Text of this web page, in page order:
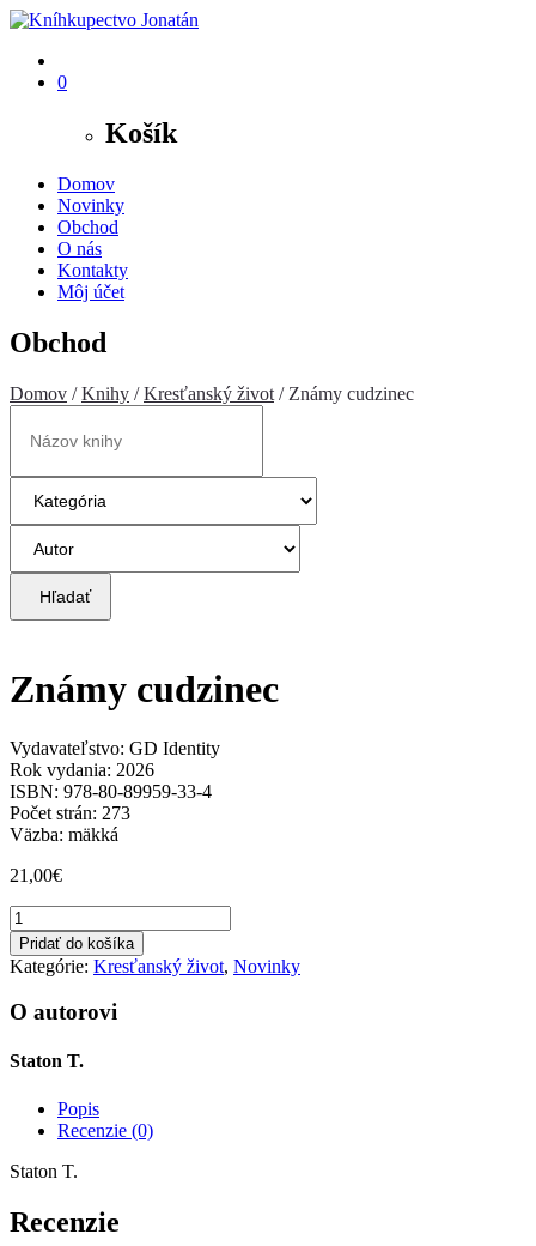
0
Košík
Domov
Novinky
Obchod
O nás
Kontakty
Môj účet
Obchod
Domov /Knihy /Kresťanský život / Známy cudzinec
Hľadať
Známy cudzinec
Vydavateľstvo: GD Identity
Rok vydania: 2026
ISBN: 978-80-89959-33-4
Počet strán: 273
Väzba: mäkká
21,00€
množstvo
Známy
cudzinec
Pridať do košíka
Kategórie: Kresťanský život, Novinky
O autorovi
Staton T.
Popis
Recenzie (0)
Staton T.
Recenzie